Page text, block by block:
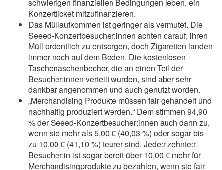
schwierigen finanziellen Bedingungen leben, ein
Konzertticket mitzufinanzieren.
Das Müllaufkommen ist geringer als vermutet. Die
Seeed-Konzertbesucher:innen achten darauf, ihren
Müll ordentlich zu entsorgen, doch Zigaretten landen
immer noch auf dem Boden. Die kostenlosen
Taschenaschenbecher, die an einen Teil der
Besucher:innen verteilt wurden, sind aber sehr
dankbar angenommen und auch genutzt worden.
„Merchandising Produkte müssen fair gehandelt und
nachhaltig produziert werden.“ Dem stimmen 94,90
% der Seeed-Konzertbesucher:innen auch dann zu,
wenn sie mehr als 5,00 € (40,03 %) oder sogar bis
zu 10,00 € (41,10 %) teurer sind. Jede:r zehnte:r
Besucher:in ist sogar bereit über 10,00 € mehr für
Merchandisingprodukte zu bezahlen, wenn sie fair